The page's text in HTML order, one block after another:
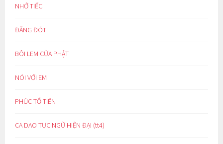
NHỚ TIẾC
ĐẮNG ĐÓT
BÔI LEM CỬA PHẬT
NÓI VỚI EM
PHÚC TỔ TIÊN
CA DAO TỤC NGỮ HIỆN ĐẠI (tt4)